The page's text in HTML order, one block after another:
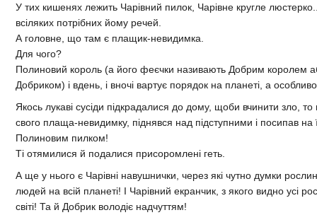
У тих кишенях лежить Чарівний пилок, Чарівне кругле
всіляких потрібних йому речей.
А головне, що там є плащик-невидимка.
Для чого?
Полиновий король (а його феєчки називають Добрим королем
Добриком) і вдень, і вночі вартує порядок на планеті, а
Якось лукаві сусіди підкрадалися до дому, щоби вчинити зло, то
свого плаща-невидимку, піднявся над підступними і посипав на
Полиновим пилком!
Ті отямилися й подалися присоромлені геть.
А ще у нього є Чарівні навушнички, через які чутно думки
людей на всій планеті! І Чарівний екранчик, з якого видно усі
світі! Та й Добрик володіє надчуттям!